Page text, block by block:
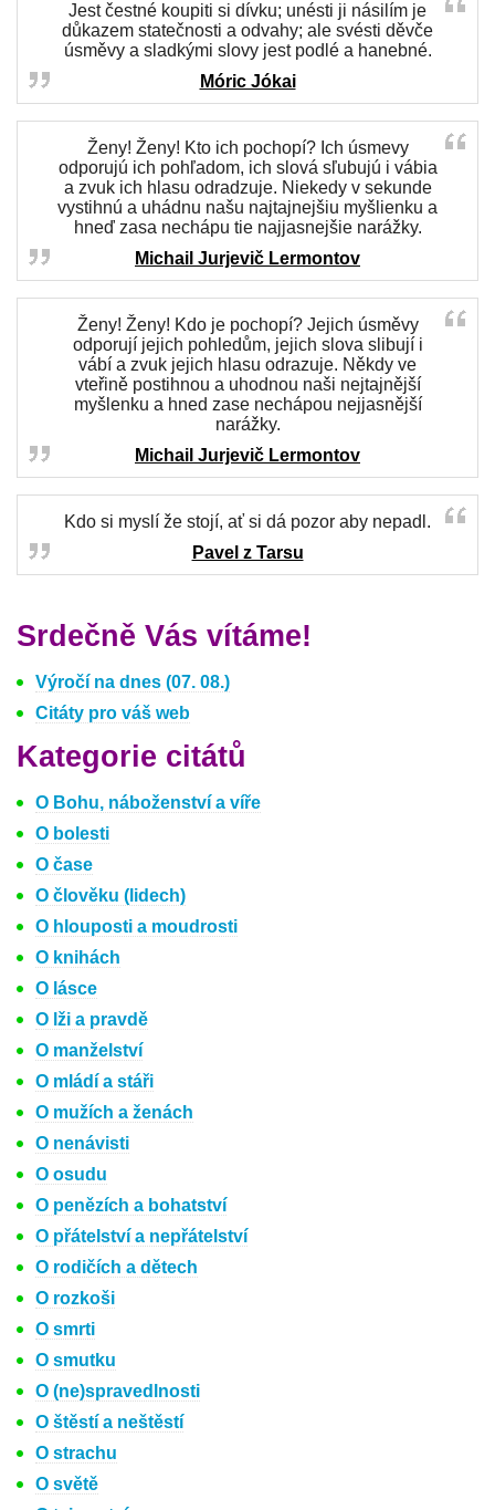
Jest čestné koupiti si dívku; unésti ji násilím je
důkazem statečnosti a odvahy; ale svésti děvče
úsměvy a sladkými slovy jest podlé a hanebné.
Móric Jókai
Ženy! Ženy! Kto ich pochopí? Ich úsmevy
odporujú ich pohľadom, ich slová sľubujú i vábia
a zvuk ich hlasu odradzuje. Niekedy v sekunde
vystihnú a uhádnu našu najtajnejšiu myšlienku a
hneď zasa nechápu tie najjasnejšie narážky.
Michail Jurjevič Lermontov
Ženy! Ženy! Kdo je pochopí? Jejich úsměvy
odporují jejich pohledům, jejich slova slibují i
vábí a zvuk jejich hlasu odrazuje. Někdy ve
vteřině postihnou a uhodnou naši nejtajnější
myšlenku a hned zase nechápou nejjasnější
narážky.
Michail Jurjevič Lermontov
Kdo si myslí že stojí, ať si dá pozor aby nepadl.
Pavel z Tarsu
Srdečně Vás vítáme!
Výročí na dnes (07. 08.)
Citáty pro váš web
Kategorie citátů
O Bohu, náboženství a víře
O bolesti
O čase
O člověku (lidech)
O hlouposti a moudrosti
O knihách
O lásce
O lži a pravdě
O manželství
O mládí a stáři
O mužích a ženách
O nenávisti
O osudu
O penězích a bohatství
O přátelství a nepřátelství
O rodičích a dětech
O rozkoši
O smrti
O smutku
O (ne)spravedlnosti
O štěstí a neštěstí
O strachu
O světě